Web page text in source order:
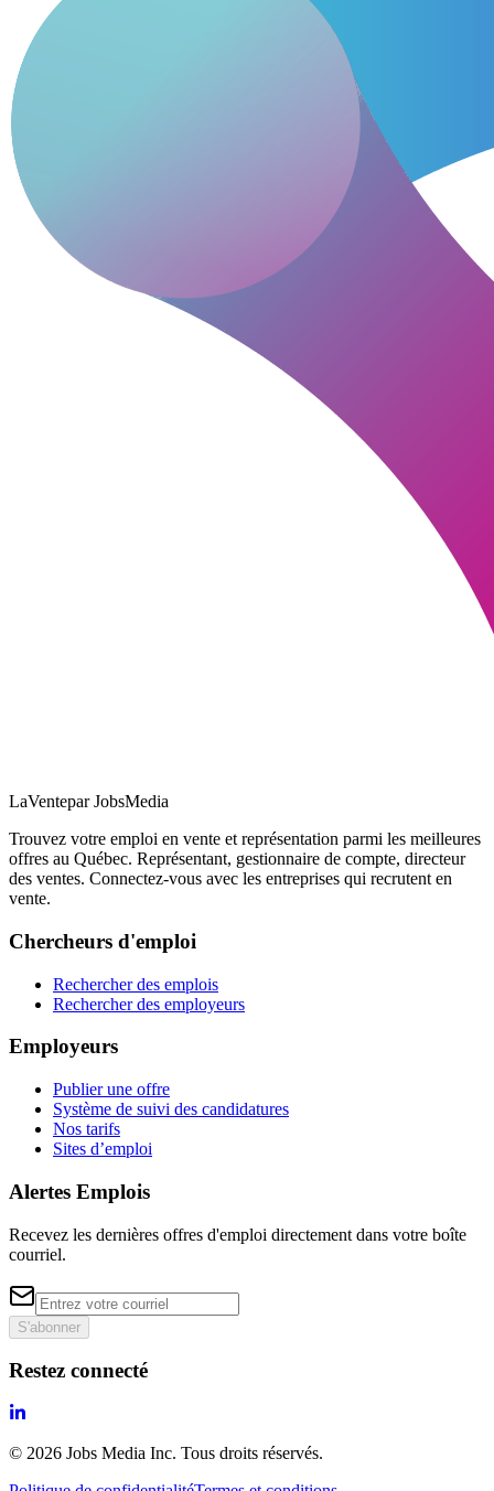
LaVentepar JobsMedia
Trouvez votre emploi en vente et représentation parmi les meilleures
offres au Québec. Représentant, gestionnaire de compte, directeur
des ventes. Connectez-vous avec les entreprises qui recrutent en
vente.
Chercheurs d'emploi
Rechercher des emplois
Rechercher des employeurs
Employeurs
Publier une offre
Système de suivi des candidatures
Nos tarifs
Sites d’emploi
Alertes Emplois
Recevez les dernières offres d'emploi directement dans votre boîte
courriel.
S'abonner
Restez connecté
© 2026 Jobs Media Inc. Tous droits réservés.